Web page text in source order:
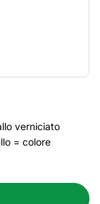
verniciato
= colore